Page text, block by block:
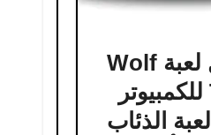
تحميل لعبة Wolf
Team للكمبيوتر
2026 لعبة الذئاب